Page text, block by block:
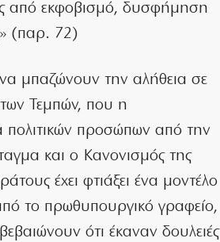
από εκφοβισμό, δυσφήμηση
(παρ. 72)
να μπαζώνουν την αλήθεια σε
Τεμπών, που η
πολιτικών προσώπων από την
και ο Κανονισμός της
έχει φτιάξει ένα μοντέλο
το πρωθυπουργικό γραφείο,
ότι έκαναν δουλειές